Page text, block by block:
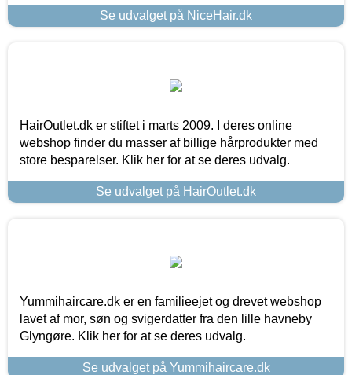
Se udvalget på NiceHair.dk
HairOutlet.dk er stiftet i marts 2009. I deres online
webshop finder du masser af billige hårprodukter med
store besparelser. Klik her for at se deres udvalg.
Se udvalget på HairOutlet.dk
Yummihaircare.dk er en familieejet og drevet webshop
lavet af mor, søn og svigerdatter fra den lille havneby
Glyngøre. Klik her for at se deres udvalg.
Se udvalget på Yummihaircare.dk